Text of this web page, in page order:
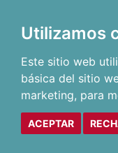
Utilizamos
Este sitio web
básica del sitio
marketing, para
ACEPTAR